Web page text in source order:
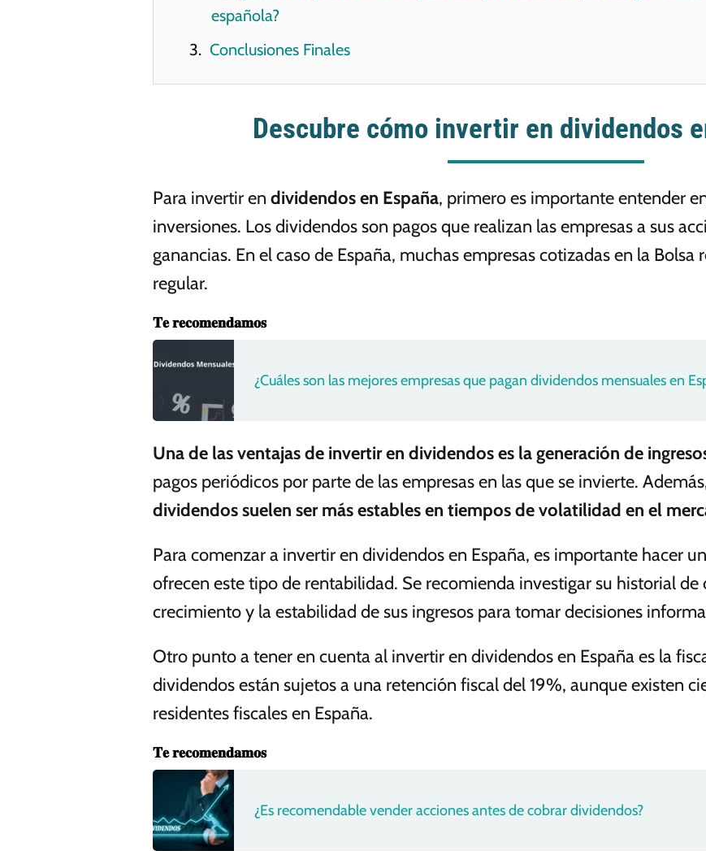
española?
Conclusiones Finales
Descubre cómo invertir en dividendos
Para invertir en dividendos en España, primero es importante entender
inversiones. Los dividendos son pagos que realizan las empresas a sus
ganancias. En el caso de España, muchas empresas cotizadas en la
regular.
𝐓𝐞 𝐫𝐞𝐜𝐨𝐦𝐞𝐧𝐝𝐚𝐦𝐨𝐬
¿Cuáles son las mejores empresas que pagan dividendos mensuales en
Una de las ventajas de invertir en dividendos es la generación de
pagos periódicos por parte de las empresas en las que se invierte.
dividendos suelen ser más estables en tiempos de volatilidad en el
Para comenzar a invertir en dividendos en España, es importante hacer
ofrecen este tipo de rentabilidad. Se recomienda investigar su historial de
crecimiento y la estabilidad de sus ingresos para tomar decisiones
Otro punto a tener en cuenta al invertir en dividendos en España es la
dividendos están sujetos a una retención fiscal del 19%, aunque existen
residentes fiscales en España.
𝐓𝐞 𝐫𝐞𝐜𝐨𝐦𝐞𝐧𝐝𝐚𝐦𝐨𝐬
¿Es recomendable vender acciones antes de cobrar dividendos?